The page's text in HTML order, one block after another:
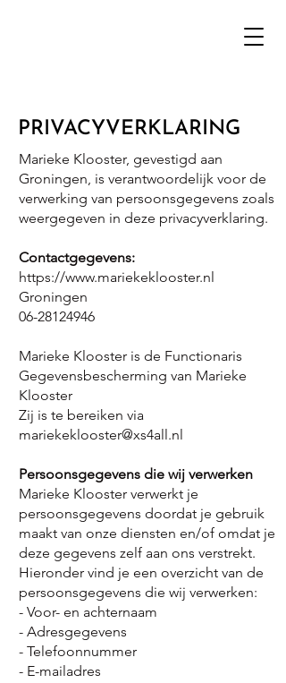
PRIVACYVERKLARING
Marieke Klooster, gevestigd aan
Groningen, is verantwoordelijk voor de
verwerking van persoonsgegevens zoals
weergegeven in deze privacyverklaring.
Contactgegevens:
https://www.mariekeklooster.nl
Groningen
06-28124946
Marieke Klooster is de Functionaris
Gegevensbescherming van Marieke
Klooster
Zij is te bereiken via
mariekeklooster@xs4all.nl
Persoonsgegevens die wij verwerken
Marieke Klooster verwerkt je
persoonsgegevens doordat je gebruik
maakt van onze diensten en/of omdat je
deze gegevens zelf aan ons verstrekt.
Hieronder vind je een overzicht van de
persoonsgegevens die wij verwerken:
- Voor- en achternaam
- Adresgegevens
- Telefoonnummer
- E-mailadres